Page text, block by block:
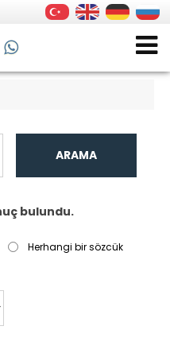
ARAMA
bulundu.
Herhangi bir sözcük